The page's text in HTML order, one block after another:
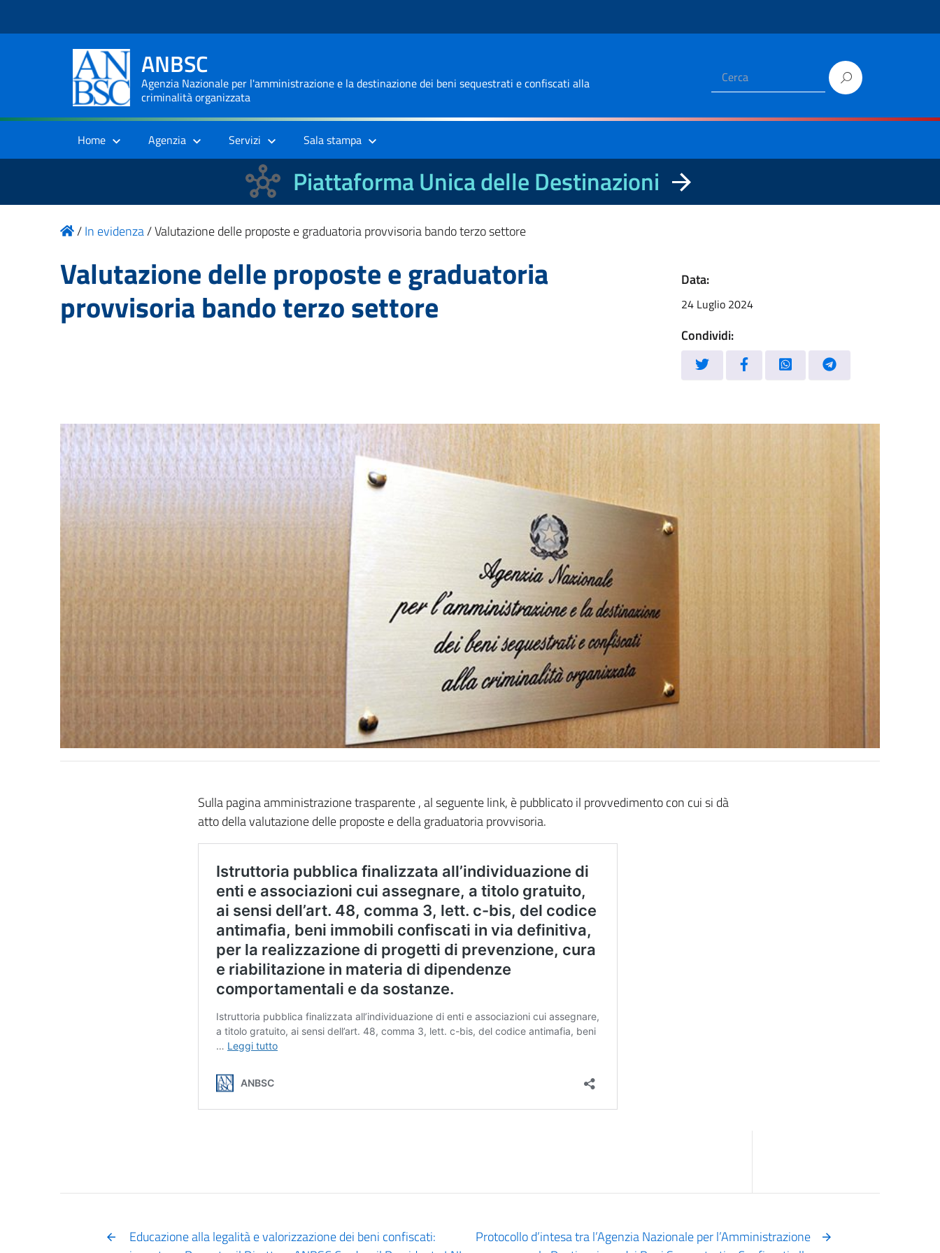
ANBSC
Agenzia Nazionale per l'amministrazione e la destinazione dei beni sequestrati e confiscati alla
criminalità organizzata
Home Agenzia Servizi Sala stampa
Piattaforma Unica delle Destinazioni
/In evidenza/Valutazione delle proposte e graduatoria provvisoria bando terzo settore
Valutazione delle proposte e graduatoria
provvisoria bando terzo settore
Data:
24 Luglio 2024
Condividi:
Sulla pagina amministrazione trasparente , al seguente link, è pubblicato il provvedimento con cui si dà
atto della valutazione delle proposte e della graduatoria provvisoria.
Educazione alla legalità e valorizzazione dei beni confiscati:
Protocollo d’intesa tra l’Agenzia Nazionale per l’Amministrazione